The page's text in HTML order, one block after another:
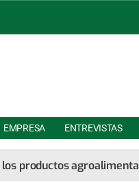
EMPRESA ENTREVISTAS
productos